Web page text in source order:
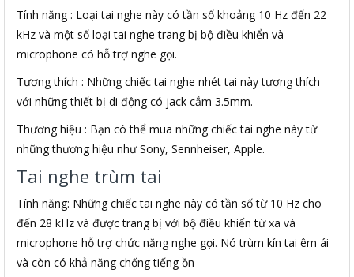
Tính năng : Loại tai nghe này có tần số khoảng 10 Hz đến 22
kHz và một số loại tai nghe trang bị bộ điều khiển và
microphone có hỗ trợ nghe gọi.
Tương thích : Những chiếc tai nghe nhét tai này tương thích
với những thiết bị di động có jack cắm 3.5mm.
Thương hiệu : Bạn có thể mua những chiếc tai nghe này từ
những thương hiệu như Sony, Sennheiser, Apple.
Tai nghe trùm tai
Tính năng: Những chiếc tai nghe này có tần số từ 10 Hz cho
đến 28 kHz và được trang bị với bộ điều khiển từ xa và
microphone hỗ trợ chức năng nghe gọi. Nó trùm kín tai êm ái
và còn có khả năng chống tiếng ồn